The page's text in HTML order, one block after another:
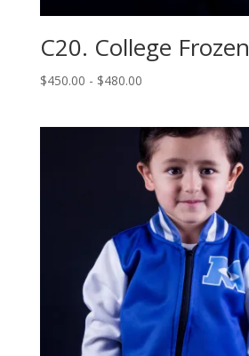
C20. College Frozen
$450.00 - $480.00Rango
desde
$450.00
hasta
$480.00